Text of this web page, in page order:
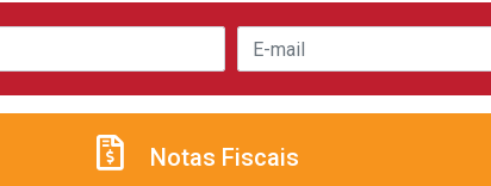
Notas Fiscais